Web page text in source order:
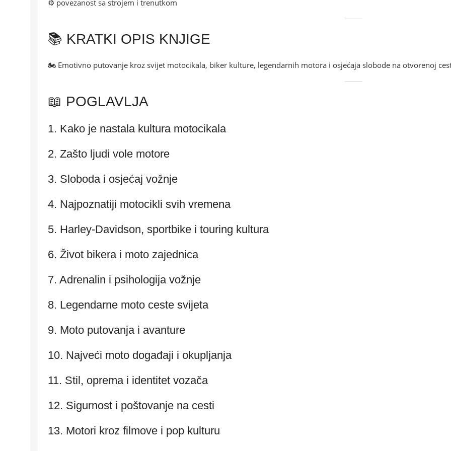
⚙️ povezanost sa strojem i trenutkom
📚 KRATKI OPIS KNJIGE
🏍️ Emotivno putovanje kroz svijet motocikala, biker kulture, legendarnih motora i osjećaja slobode na otvorenoj
📖 POGLAVLJA
1. Kako je nastala kultura motocikala
2. Zašto ljudi vole motore
3. Sloboda i osjećaj vožnje
4. Najpoznatiji motocikli svih vremena
5. Harley-Davidson, sportbike i touring kultura
6. Život bikera i moto zajednica
7. Adrenalin i psihologija vožnje
8. Legendarne moto ceste svijeta
9. Moto putovanja i avanture
10. Najveći moto događaji i okupljanja
11. Stil, oprema i identitet vozača
12. Sigurnost i poštovanje na cesti
13. Motori kroz filmove i pop kulturu